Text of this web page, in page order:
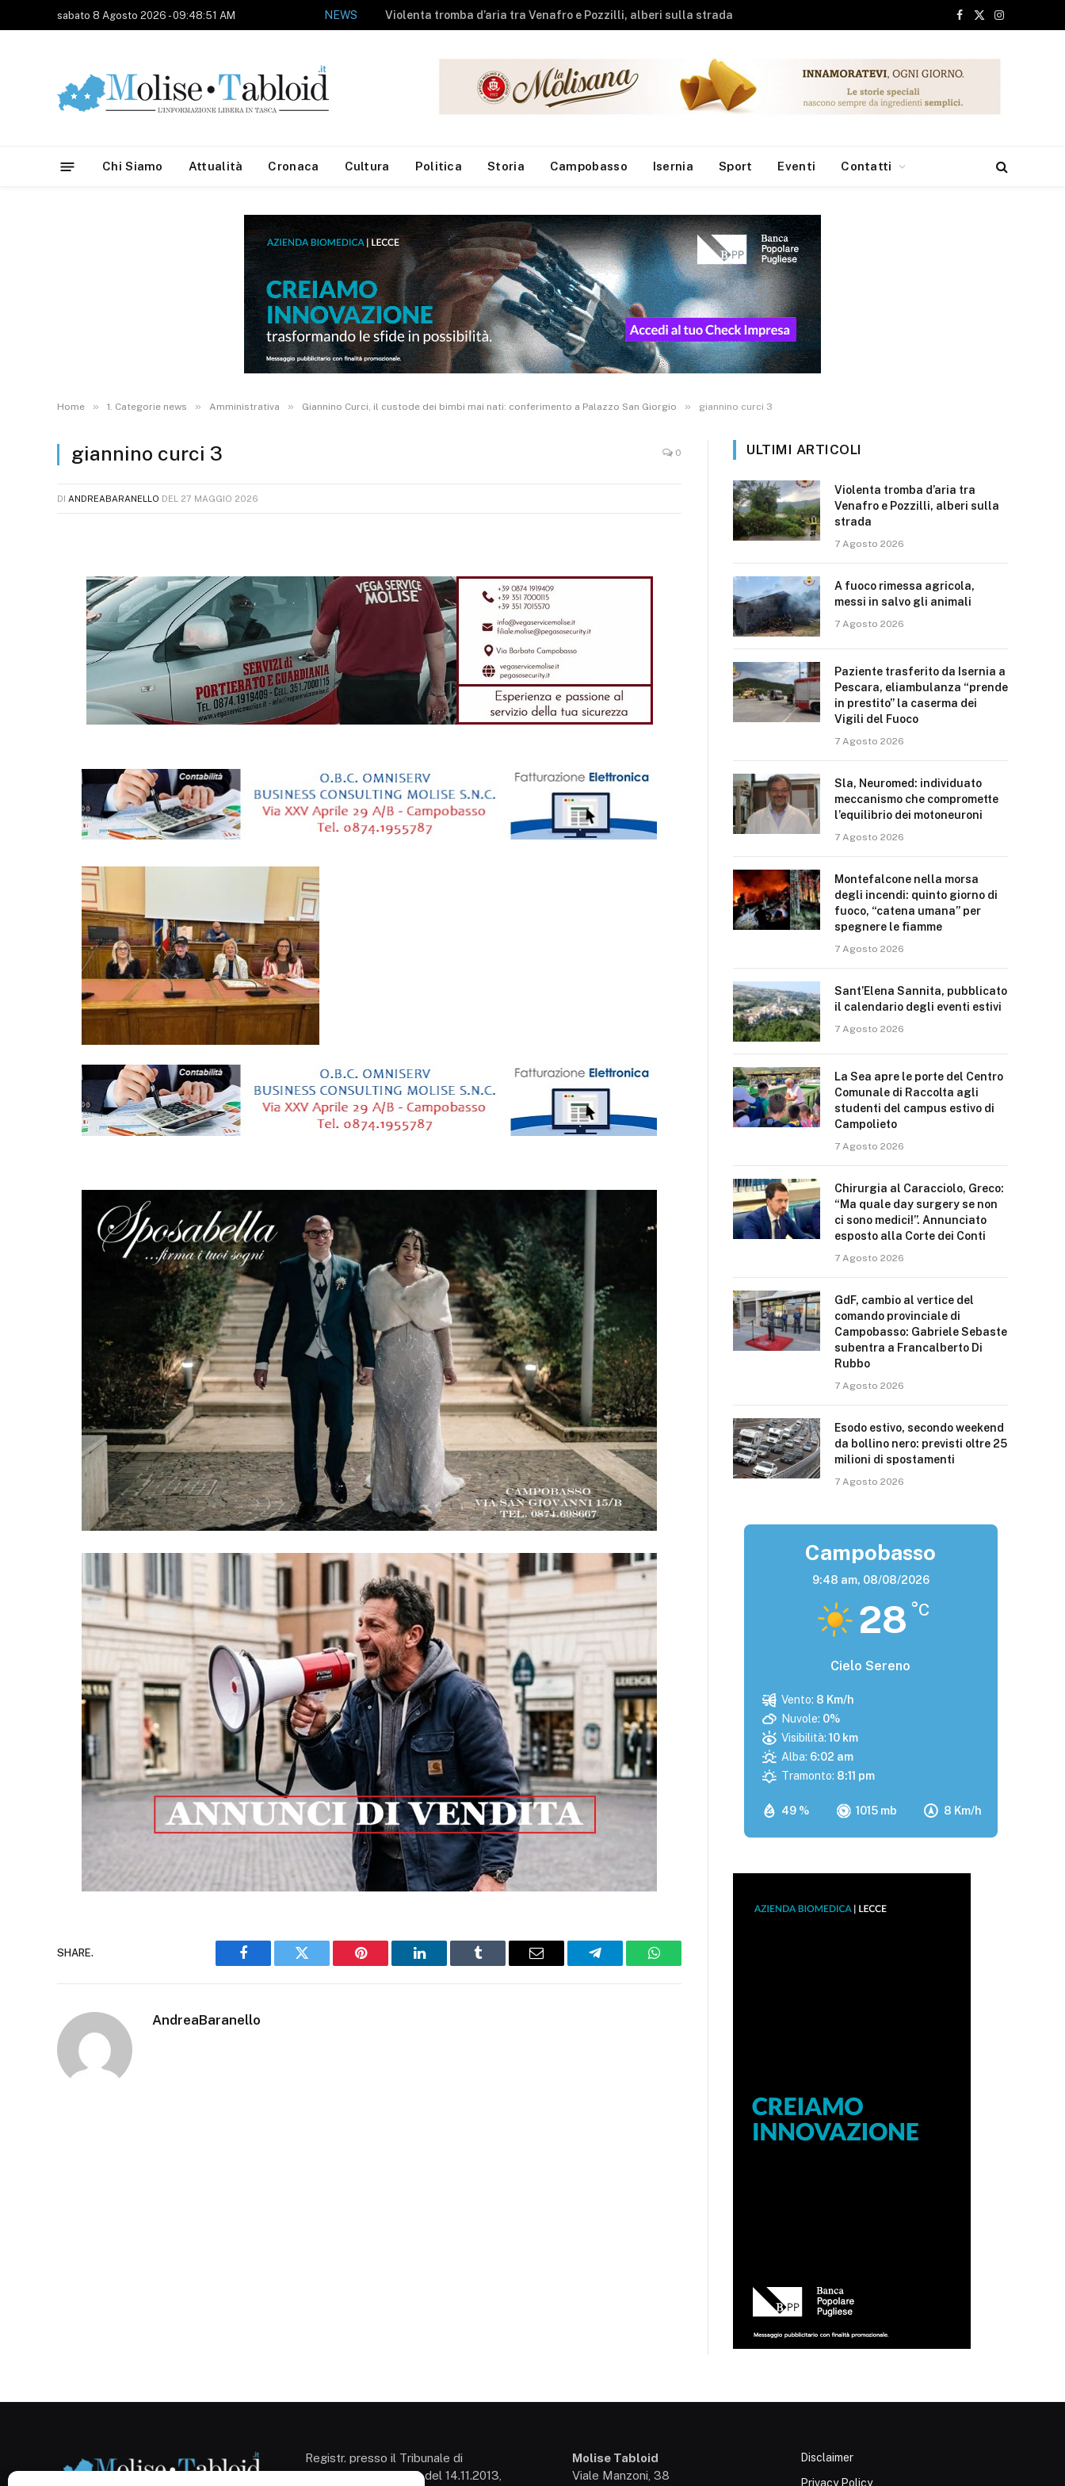
sabato 8 Agosto 2026 - 09:48:51 AM NEWS A fuoco rimessa agricola, messi in salvo gli animali
Facebook
X
Instagram
Chi Siamo Attualità Cronaca Cultura Politica Storia Campobasso Isernia Sport Eventi Contatti
Home » 1. Categorie news » Amministrativa » Giannino Curci, il custode dei bimbi mai nati: conferimento a Palazzo San Giorgio » giannino curci 3
giannino curci 3 0
DI ANDREABARANELLO DEL 27 MAGGIO 2026
SHARE.
Facebook Twitter Pinterest LinkedIn Tumblr Email Telegram WhatsApp
AndreaBaranello
ULTIMI ARTICOLI
Violenta tromba d’aria tra
Venafro e Pozzilli, alberi sulla
strada
7 Agosto 2026
A fuoco rimessa agricola,
messi in salvo gli animali
7 Agosto 2026
Paziente trasferito da Isernia a
Pescara, eliambulanza “prende
in prestito” la caserma dei
Vigili del Fuoco
7 Agosto 2026
Sla, Neuromed: individuato
meccanismo che compromette
l’equilibrio dei motoneuroni
7 Agosto 2026
Montefalcone nella morsa
degli incendi: quinto giorno di
fuoco, “catena umana” per
spegnere le fiamme
7 Agosto 2026
Sant’Elena Sannita, pubblicato
il calendario degli eventi estivi
7 Agosto 2026
La Sea apre le porte del Centro
Comunale di Raccolta agli
studenti del campus estivo di
Campolieto
7 Agosto 2026
Chirurgia al Caracciolo, Greco:
“Ma quale day surgery se non
ci sono medici!”. Annunciato
esposto alla Corte dei Conti
7 Agosto 2026
GdF, cambio al vertice del
comando provinciale di
Campobasso: Gabriele Sebaste
subentra a Francalberto Di
Rubbo
7 Agosto 2026
Esodo estivo, secondo weekend
da bollino nero: previsti oltre 25
milioni di spostamenti
7 Agosto 2026
Campobasso
9:48 am, 08/08/2026
28 °C
Cielo Sereno
49 % 1015 mb 8 Km/h
Vento: 8 Km/h
Nuvole: 0%
Visibilità: 10 km
Alba: 6:02 am
Tramonto: 8:11 pm
Registr. presso il Tribunale di
Campobasso: 3/2013 del 14.11.2013,
Molise Tabloid
Viale Manzoni, 38
Disclaimer
Privacy Policy